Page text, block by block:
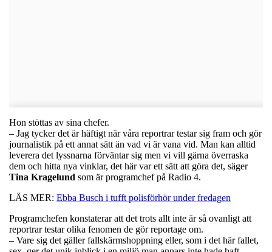
Hon stöttas av sina chefer.
– Jag tycker det är häftigt när våra reportrar testar sig fram och gör
journalistik på ett annat sätt än vad vi är vana vid. Man kan alltid
leverera det lyssnarna förväntar sig men vi vill gärna överraska
dem och hitta nya vinklar, det här var ett sätt att göra det, säger
Tina Kragelund som är programchef på Radio 4.
LÄS MER: Ebba Busch i tufft polisförhör under fredagen
Programchefen konstaterar att det trots allt inte är så ovanligt att
reportrar testar olika fenomen de gör reportage om.
– Vare sig det gäller fallskärmshoppning eller, som i det här fallet,